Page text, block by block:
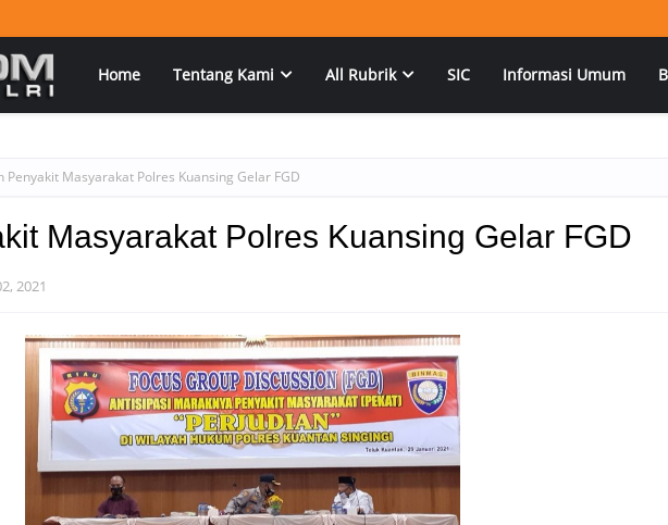
Home Tentang Kami All Rubrik SIC Informasi Umum
Penyakit Masyarakat Polres Kuansing Gelar FGD
Masyarakat Polres Kuansing Gelar FGD
2021